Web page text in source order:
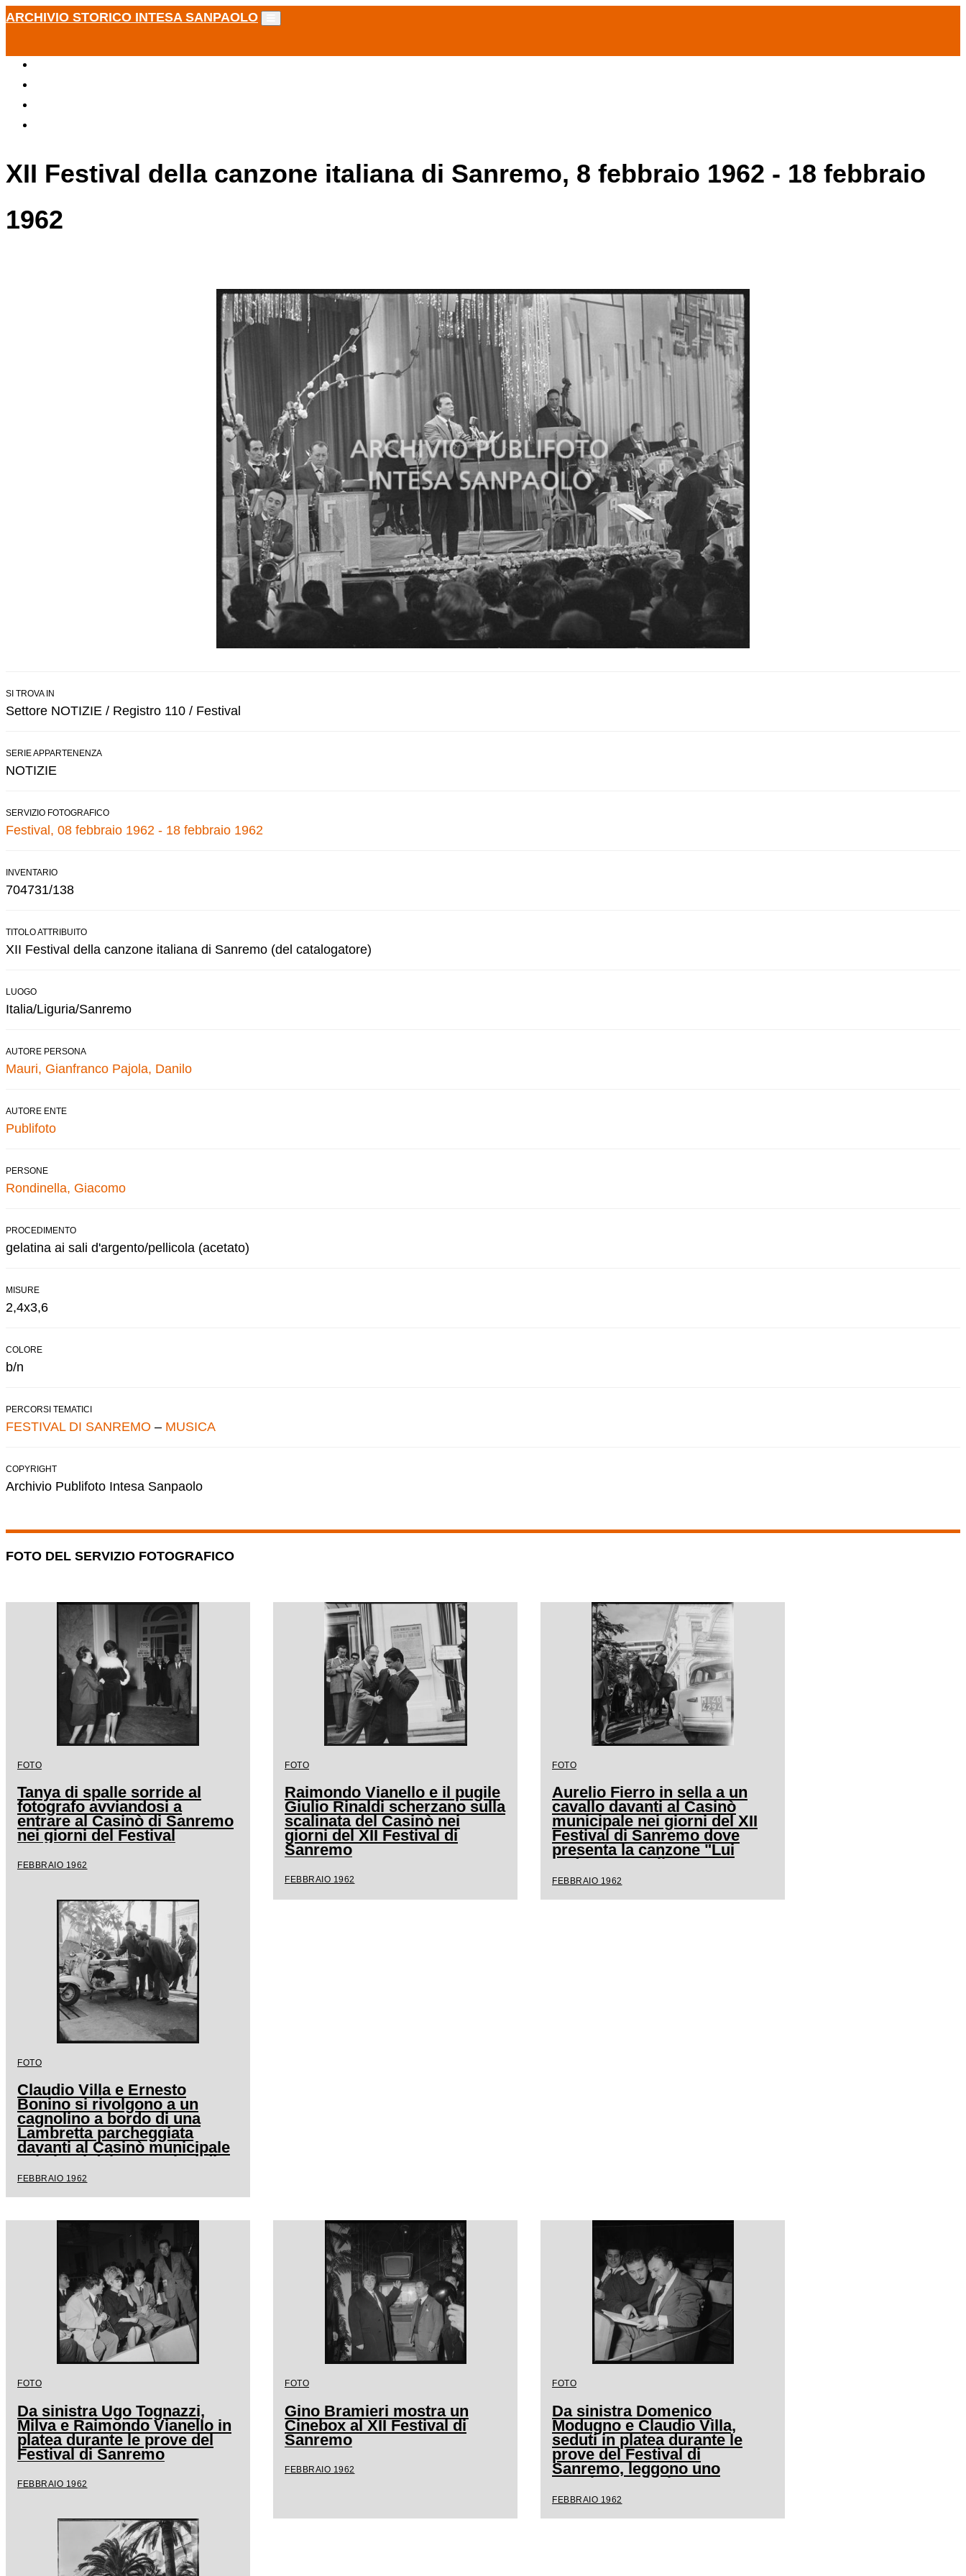
ARCHIVIO STORICO INTESA SANPAOLO
XII Festival della canzone italiana di Sanremo, 8 febbraio 1962 - 18 febbraio
1962
SI TROVA IN
Settore NOTIZIE / Registro 110 / Festival
SERIE APPARTENENZA
NOTIZIE
SERVIZIO FOTOGRAFICO
Festival, 08 febbraio 1962 - 18 febbraio 1962
INVENTARIO
704731/138
TITOLO ATTRIBUITO
XII Festival della canzone italiana di Sanremo (del catalogatore)
LUOGO
Italia/Liguria/Sanremo
AUTORE PERSONA
Mauri, Gianfranco Pajola, Danilo
AUTORE ENTE
Publifoto
PERSONE
Rondinella, Giacomo
PROCEDIMENTO
gelatina ai sali d'argento/pellicola (acetato)
MISURE
2,4x3,6
COLORE
b/n
PERCORSI TEMATICI
FESTIVAL DI SANREMO – MUSICA
COPYRIGHT
Archivio Publifoto Intesa Sanpaolo
FOTO DEL SERVIZIO FOTOGRAFICO
FOTO
Tanya di spalle sorride al
fotografo avviandosi a
entrare al Casinò di Sanremo
nei giorni del Festival
FEBBRAIO 1962
FOTO
Raimondo Vianello e il pugile
Giulio Rinaldi scherzano sulla
scalinata del Casinò nei
giorni del XII Festival di
Sanremo
FEBBRAIO 1962
FOTO
Aurelio Fierro in sella a un
cavallo davanti al Casinò
municipale nei giorni del XII
Festival di Sanremo dove
presenta la canzone "Lui
andava a cavallo"
FEBBRAIO 1962
FOTO
Claudio Villa e Ernesto
Bonino si rivolgono a un
cagnolino a bordo di una
Lambretta parcheggiata
davanti al Casinò municipale
nei giorni del XII Festival di
Sanremo
FEBBRAIO 1962
FOTO
Da sinistra Ugo Tognazzi,
Milva e Raimondo Vianello in
platea durante le prove del
Festival di Sanremo
FEBBRAIO 1962
FOTO
Gino Bramieri mostra un
Cinebox al XII Festival di
Sanremo
FEBBRAIO 1962
FOTO
Da sinistra Domenico
Modugno e Claudio Villa,
seduti in platea durante le
prove del Festival di
Sanremo, leggono uno
spartito musicale
FEBBRAIO 1962